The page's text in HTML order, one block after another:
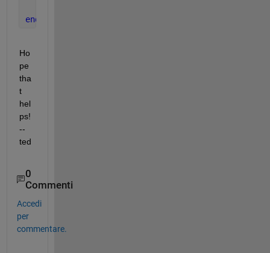
end
Ho
pe
tha
t
hel
ps!
--
ted
0
Commenti
Accedi
per
commentare.